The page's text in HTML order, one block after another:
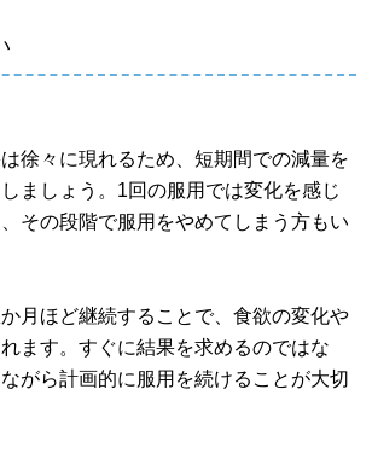
徐々に現れるため、短期間での減量を
ましょう。1回の服用では変化を感じ
その段階で服用をやめてしまう方もい
月ほど継続することで、食欲の変化や
ます。すぐに結果を求めるのではな
がら計画的に服用を続けることが大切